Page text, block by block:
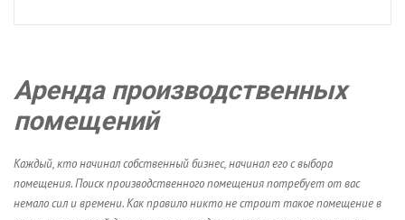
Аренда производственных
помещений
Каждый, кто начинал собственный бизнес, начинал его с выбора
помещения. Поиск производственного помещения потребует от вас
немало сил и времени. Как правило никто не строит такое помещение в